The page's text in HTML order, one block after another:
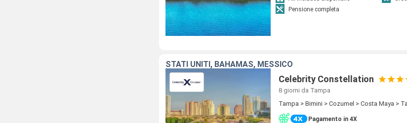
Pensione completa
STATI UNITI, BAHAMAS, MESSICO
Celebrity Constellation
8 giorni da Tampa
Tampa > Bimini > Cozumel > Costa Maya >
Pagamento in 4X